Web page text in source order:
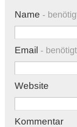
Name -
Email -
Website
Kommentar